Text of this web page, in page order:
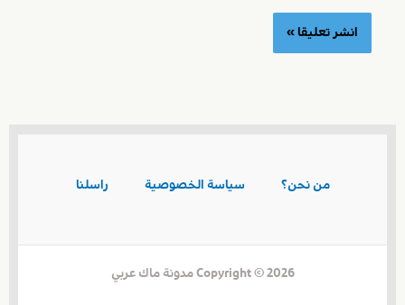
من نحن؟ سياسة الخصوصية راسلنا
Copyright © 2026 مدونة ماك عربي